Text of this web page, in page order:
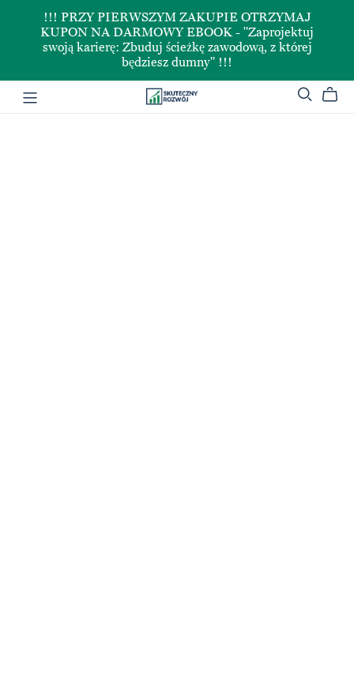
!!! PRZY PIERWSZYM ZAKUPIE OTRZYMAJ
KUPON NA DARMOWY EBOOK - "Zaprojektuj
swoją karierę: Zbuduj ścieżkę zawodową, z której
będziesz dumny" !!!